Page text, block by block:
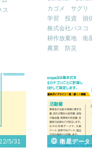
ス
カゴメ
サグリ
学習
投資 損
株式会社パスコ
耕作放棄地
衛
農業
防災
5/31 衛星データ